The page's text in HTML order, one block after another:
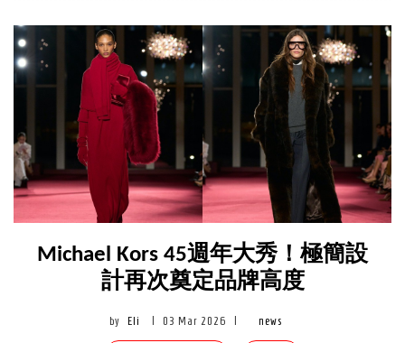
Michael Kors 45週年大秀！極簡設
計再次奠定品牌高度
by Eli 03 Mar 2026 news